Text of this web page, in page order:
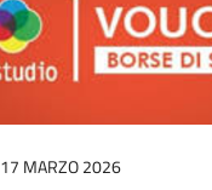
17 MARZO 2026